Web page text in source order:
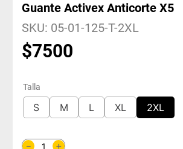
Guante Activex Anticorte X5
SKU: 05-01-125-T-2XL
$7500
Talla
S M L XL 2XL
＋
－